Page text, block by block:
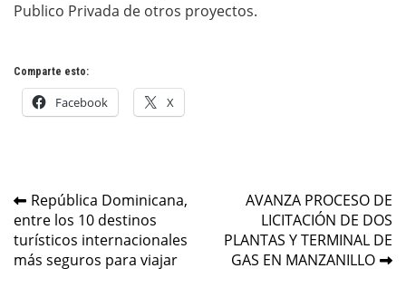
Publico Privada de otros proyectos.
Comparte esto:
Facebook X
Navegación
de
entradas
República Dominicana,
entre los 10 destinos
turísticos internacionales
más seguros para viajar
AVANZA PROCESO DE
LICITACIÓN DE DOS
PLANTAS Y TERMINAL DE
GAS EN MANZANILLO